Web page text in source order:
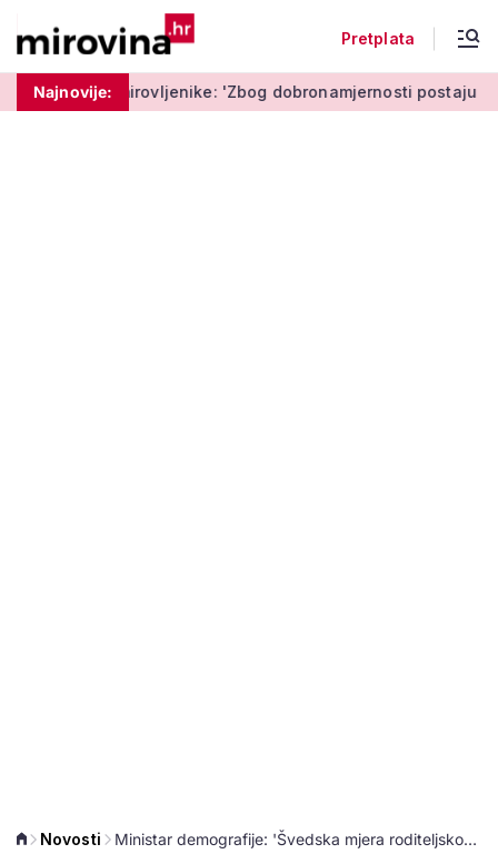
Pretplata
Najnovije:'Zbog dobronamjernosti postaju meta prijevare'
Novosti Ministar demografije: 'Švedska mjera roditeljskog dopusta za bake i djedove je praksa koju ćemo razmotriti'